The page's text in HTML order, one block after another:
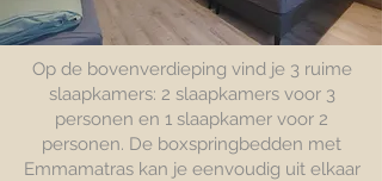
Op de bovenverdieping vind je 3 ruime
slaapkamers: 2 slaapkamers voor 3
personen en 1 slaapkamer voor 2
personen. De boxspringbedden met
Emmamatras kan je eenvoudig uit elkaar